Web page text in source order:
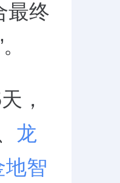
最终
，
龙
地智